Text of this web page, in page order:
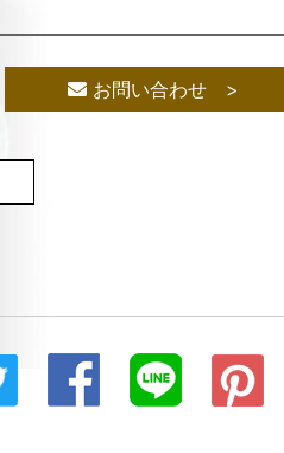
お問い合わせ >